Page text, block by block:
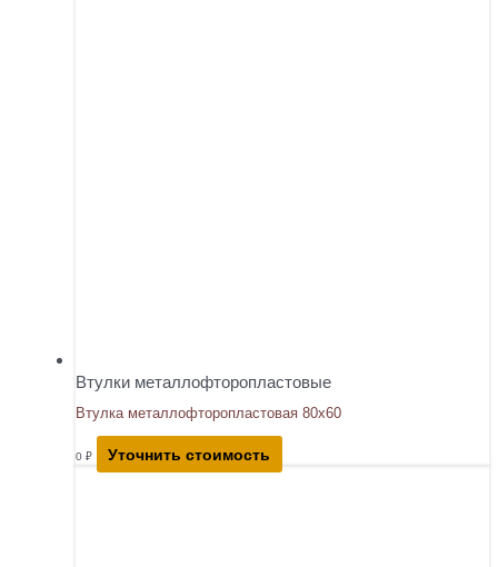
Втулки металлофторопластовые
Втулка металлофторопластовая 80х60
0 ₽ Уточнить стоимость